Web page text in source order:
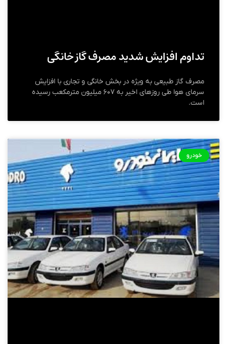
تداوم افزایش شدید مصرف گاز خانگی
مصرف گاز طبیعی به ویژه در بخش خانگی و تجاری با افزایش
سرمای هوا طی روزهای اخیر به ۶۰۷ میلیون مترمکعب رسیده
است.
خودرو